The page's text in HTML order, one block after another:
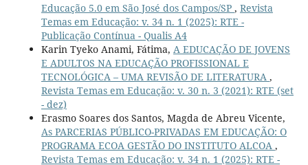
Educação 5.0 em São José dos Campos/SP , Revista
Temas em Educação: v. 34 n. 1 (2025): RTE -
Publicação Contínua - Qualis A4
Karin Tyeko Anami, Fátima, A EDUCAÇÃO DE JOVENS
E ADULTOS NA EDUCAÇÃO PROFISSIONAL E
TECNOLÓGICA – UMA REVISÃO DE LITERATURA ,
Revista Temas em Educação: v. 30 n. 3 (2021): RTE (set
- dez)
Erasmo Soares dos Santos, Magda de Abreu Vicente,
As PARCERIAS PÚBLICO-PRIVADAS EM EDUCAÇÃO: O
PROGRAMA ECOA GESTÃO DO INSTITUTO ALCOA ,
Revista Temas em Educação: v. 34 n. 1 (2025): RTE -